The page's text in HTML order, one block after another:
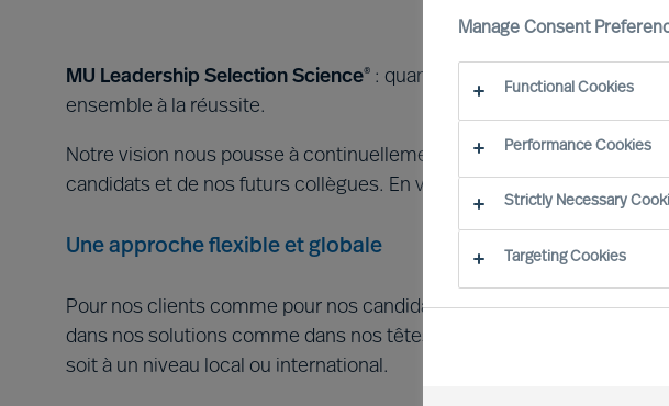
MU Leadership Selection Science®
: quand nos consultants, nos
ensemble à la réussite.
Notre vision nous pousse à continuellement nous améliorer, pour le
candidats et de nos futurs collègues. En voici le résumé :
Une approche flexible et globale
Pour nos clients comme pour nos candidats, nous abolissons les
dans nos solutions comme dans nos têtes. Nos conseils et notre
soit à un niveau local ou international.
Manage Consent
Functional Cookies
Performance Cookies
Strictly Necessary
Targeting Cookies